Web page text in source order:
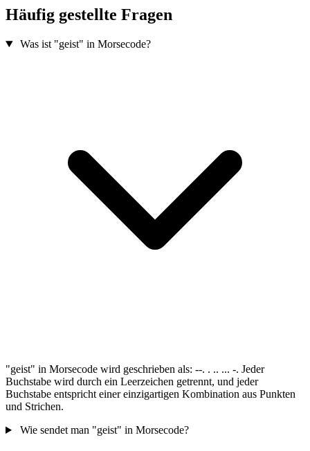
Häufig gestellte Fragen
Was ist "geist" in Morsecode?
"geist" in Morsecode wird geschrieben als: --. . .. ... -. Jeder
Buchstabe wird durch ein Leerzeichen getrennt, und jeder
Buchstabe entspricht einer einzigartigen Kombination aus Punkten
und Strichen.
Wie sendet man "geist" in Morsecode?